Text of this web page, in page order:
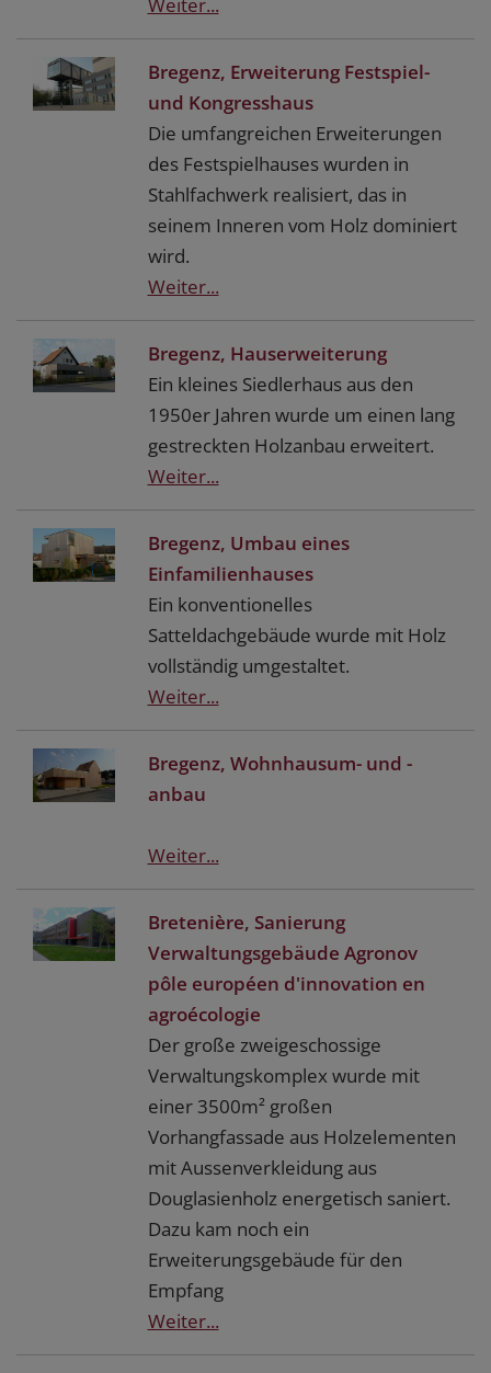
Bregenz, Erweiterung Festspiel-
und Kongresshaus
Die umfangreichen Erweiterungen
des Festspielhauses wurden in
Stahlfachwerk realisiert, das in
seinem Inneren vom Holz dominiert
wird.
Weiter...
Bregenz, Hauserweiterung
Ein kleines Siedlerhaus aus den
1950er Jahren wurde um einen lang
gestreckten Holzanbau erweitert.
Weiter...
Bregenz, Umbau eines
Einfamilienhauses
Ein konventionelles
Satteldachgebäude wurde mit Holz
vollständig umgestaltet.
Weiter...
Bregenz, Wohnhausum- und -
anbau
Weiter...
Bretenière, Sanierung
Verwaltungsgebäude Agronov
pôle européen d'innovation en
agroécologie
Der große zweigeschossige
Verwaltungskomplex wurde mit
einer 3500m² großen
Vorhangfassade aus Holzelementen
mit Aussenverkleidung aus
Douglasienholz energetisch saniert.
Dazu kam noch ein
Erweiterungsgebäude für den
Empfang
Weiter...